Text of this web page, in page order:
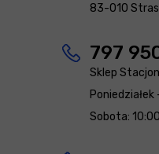
83-010
797
Sklep
Sobota: